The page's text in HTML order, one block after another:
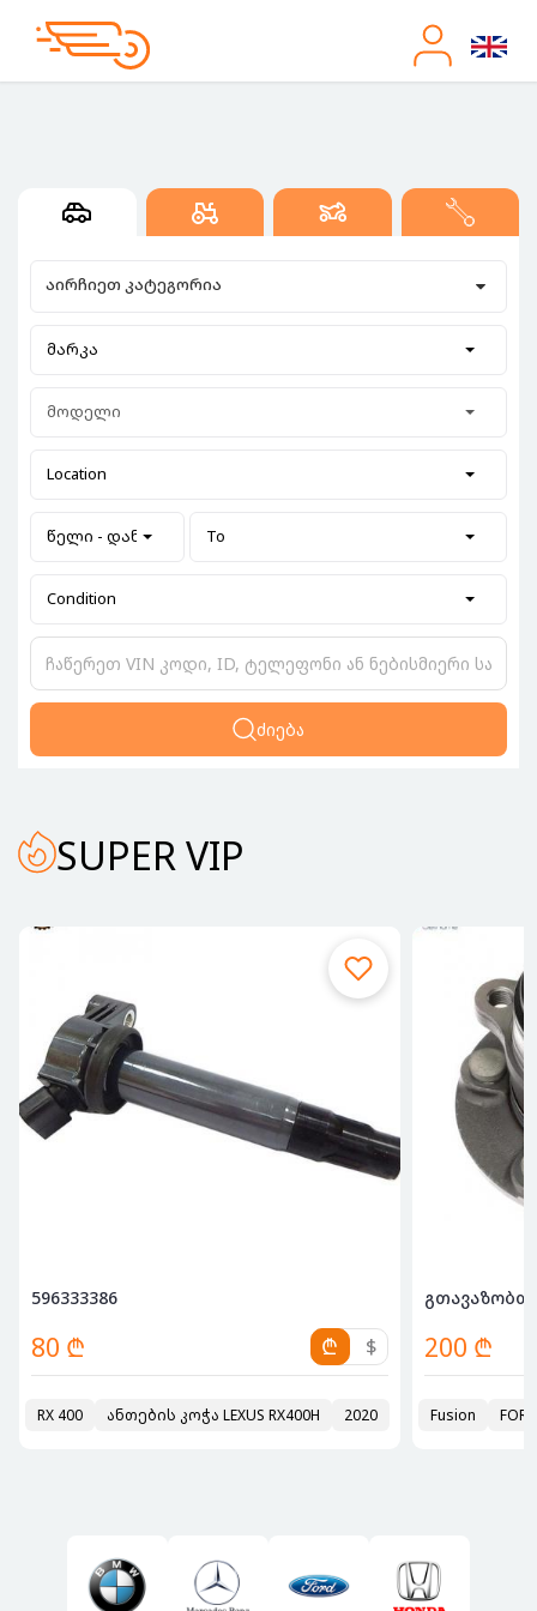
აირჩიეთ კატეგორია
მარკა
მოდელი
Location
წელი - დან To
Condition
ძიება
SUPER VIP
596333386
80 ₾ ₾ $
RX 400 ანთების კოჭა LEXUS RX400H 2020
გთავაზობთ
200 ₾
Fusion